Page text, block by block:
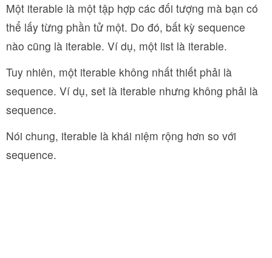
Một iterable là một tập hợp các đối tượng mà bạn có
thể lấy từng phần tử một. Do đó, bất kỳ sequence
nào cũng là iterable. Ví dụ, một list là iterable.
Tuy nhiên, một iterable không nhất thiết phải là
sequence. Ví dụ, set là iterable nhưng không phải là
sequence.
Nói chung, iterable là khái niệm rộng hơn so với
sequence.